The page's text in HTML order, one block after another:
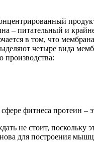
– питательный и
в том, что
четыре вида
производства:
фитнеса протеин –
не стоит,
для построения